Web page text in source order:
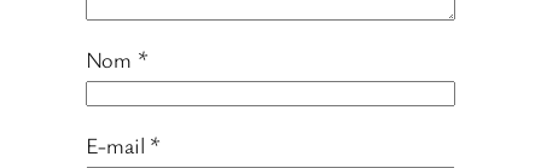
Nom *
E-mail *